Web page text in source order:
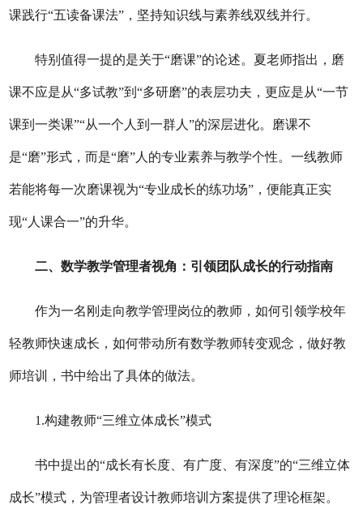
课践行“五读备课法”，坚持知识线与素养线双线并行。
特别值得一提的是关于“磨课”的论述。夏老师指出，磨
课不应是从“多试教”到“多研磨”的表层功夫，更应是从“一节
课到一类课”“从一个人到一群人”的深层进化。磨课不
是“磨”形式，而是“磨”人的专业素养与教学个性。一线教师
若能将每一次磨课视为“专业成长的练功场”，便能真正实
现“人课合一”的升华。
二、数学教学管理者视角：引领团队成长的行动指南
作为一名刚走向教学管理岗位的教师，如何引领学校年
轻教师快速成长，如何带动所有数学教师转变观念，做好教
师培训，书中给出了具体的做法。
1.构建教师“三维立体成长”模式
书中提出的“成长有长度、有广度、有深度”的“三维立体
成长”模式，为管理者设计教师培训方案提供了理论框架。